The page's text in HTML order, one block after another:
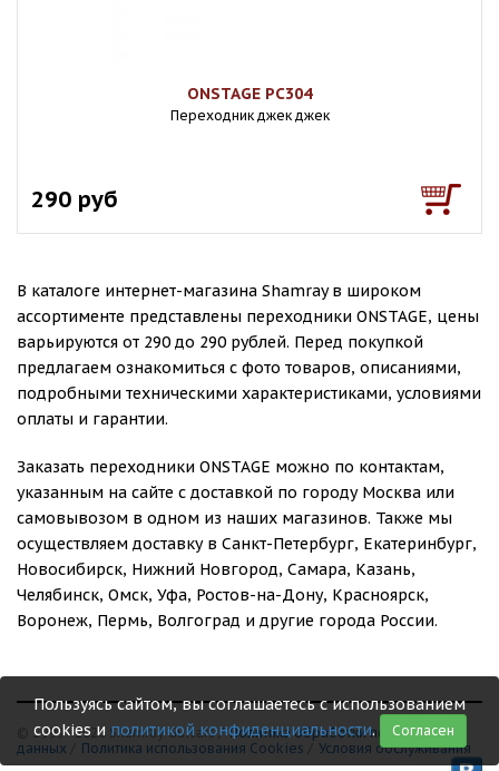
ONSTAGE PC304
Переходник джек джек
290 руб
В каталоге интернет-магазина Shamray в широком
ассортименте представлены переходники ONSTAGE, цены
варьируются от 290 до 290 рублей. Перед покупкой
предлагаем ознакомиться с фото товаров, описаниями,
подробными техническими характеристиками, условиями
оплаты и гарантии.
Заказать переходники ONSTAGE можно по контактам,
указанным на сайте с доставкой по городу Москва или
самовывозом в одном из наших магазинов. Также мы
осуществляем доставку в Санкт-Петербург, Екатеринбург,
Новосибирск, Нижний Новгород, Самара, Казань,
Челябинск, Омск, Уфа, Ростов-на-Дону, Красноярск,
Воронеж, Пермь, Волгоград и другие города России.
© 1999 - 2026 Shamray Guitars /Политика обработки персональных
данных
Политика использования Сookies Условия обслуживания
Пользуясь сайтом, вы соглашаетесь с использованием
cookies и политикой конфиденциальности. Согласен